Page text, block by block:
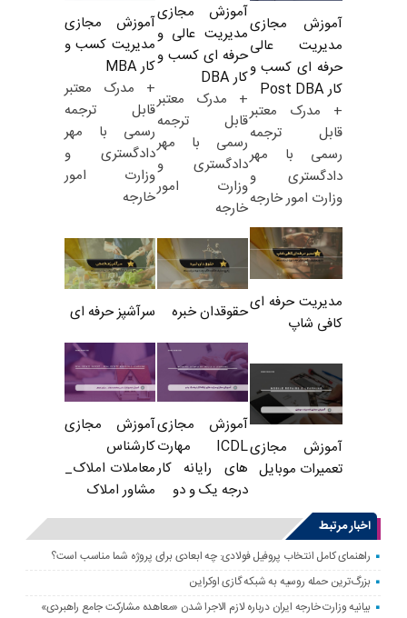
آموزش مجازی
مدیریت عالی
حرفه ای کسب و
کار Post DBA
+ مدرک معتبر
قابل ترجمه
رسمی با مهر
دادگستری و
وزارت امور خارجه
آموزش مجازی
مدیریت عالی و
حرفه ای کسب و
کار DBA
+ مدرک معتبر
قابل ترجمه
رسمی با مهر
دادگستری و
وزارت امور
خارجه
آموزش مجازی
مدیریت کسب و
کار MBA
+ مدرک معتبر
قابل ترجمه
رسمی با مهر
دادگستری و
وزارت امور
خارجه
مدیریت حرفه ای
کافی شاپ
حقوقدان خبره سرآشپز حرفه ای
آموزش مجازی
تعمیرات موبایل
آموزش مجازی
ICDL مهارت
های رایانه کار
درجه یک و دو
آموزش مجازی
کارشناس
معاملات املاک_
مشاور املاک
اخبار مرتبط
راهنمای کامل انتخاب پروفیل فولادی: چه ابعادی برای پروژه شما مناسب است؟
بزرگ‌ترین حمله روسیه به شبکه گازی اوکراین
بیانیه وزارت خارجه ایران درباره لازم‌ الاجرا شدن «معاهده مشارکت جامع راهبردی»